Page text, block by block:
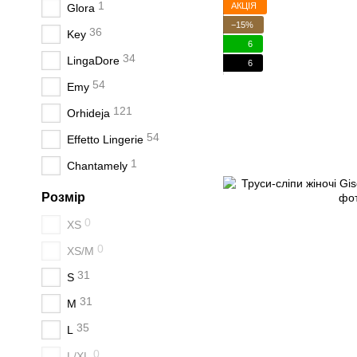
АКЦІЯ
−15%
6
6
Glora 1
Key 36
LingaDore 34
Emy 54
Orhideja 121
Effetto Lingerie 54
Chantamely 1
Розмір
XS 0
XS/M 0
S 31
M 31
L 35
0